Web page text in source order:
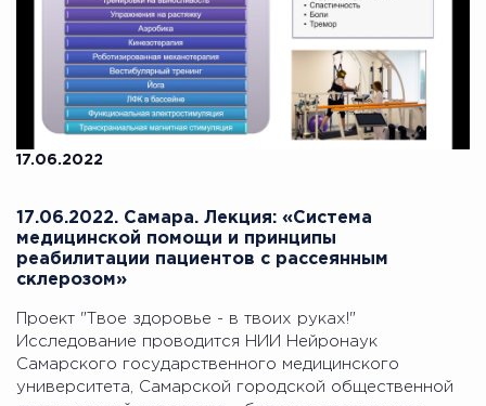
17.06.2022
17.06.2022. Самара. Лекция: «Система
медицинской помощи и принципы
реабилитации пациентов с рассеянным
склерозом»
Проект "Твое здоровье - в твоих руках!"
Исследование проводится НИИ Нейронаук
Самарского государственного медицинского
университета, Самарской городской общественной